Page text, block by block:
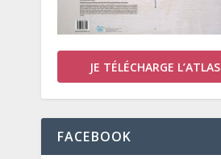
JE TÉLÉCHARGE L’ATLAS
FACEBOOK